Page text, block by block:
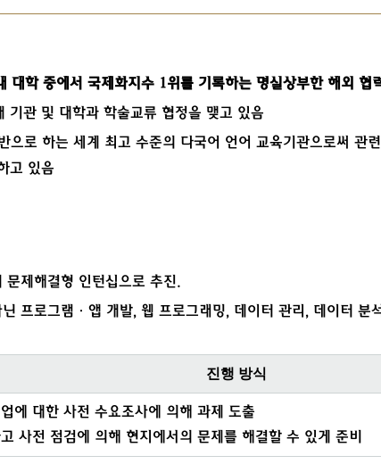
대학 중에서 국제화지수 1위를 기록하는 명실상부한 해외 협
기관 및 대학과 학술교류 협정을 맺고 있음
으로 하는 세계 최고 수준의 다국어 언어 교육기관으로써 관
고 있음
제해결형 인턴십으로 추진.
프로그램·앱 개발, 웹 프로그래밍, 데이터 관리, 데이터 분
진행 방식
에 대한 사전 수요조사에 의해 과제 도출
사전 점검에 의해 현지에서의 문제를 해결할 수 있게 준비